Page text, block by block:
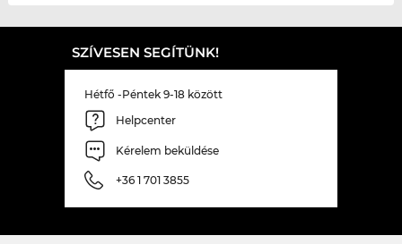
SZÍVESEN SEGÍTÜNK!
Hétfő -Péntek 9-18 között
Helpcenter
Kérelem beküldése
+36 1 701 3855